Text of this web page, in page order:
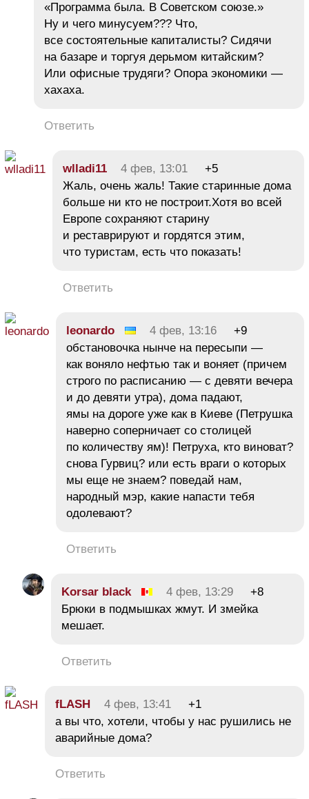
«Программа была. В Советском союзе.»
Ну и чего минусуем??? Что,
все состоятельные капиталисты? Сидячи
на базаре и торгуя дерьмом китайским?
Или офисные трудяги? Опора экономики —
хахаха.
Ответить
wlladi11 4 фев, 13:01
+5
Жаль, очень жаль! Такие старинные дома
больше ни кто не построит.Хотя во всей
Европе сохраняют старину
и реставрируют и гордятся этим,
что туристам, есть что показать!
Ответить
leonardo 4 фев, 13:16
+9
обстановочка нынче на пересыпи —
как воняло нефтью так и воняет (причем
строго по расписанию — с девяти вечера
и до девяти утра), дома падают,
ямы на дороге уже как в Киеве (Петрушка
наверно соперничает со столицей
по количеству ям)! Петруха, кто виноват?
снова Гурвиц? или есть враги о которых
мы еще не знаем? поведай нам,
народный мэр, какие напасти тебя
одолевают?
Ответить
Korsar black 4 фев, 13:29
+8
Брюки в подмышках жмут. И змейка
мешает.
Ответить
fLASH 4 фев, 13:41
+1
а вы что, хотели, чтобы у нас рушились не
аварийные дома?
Ответить